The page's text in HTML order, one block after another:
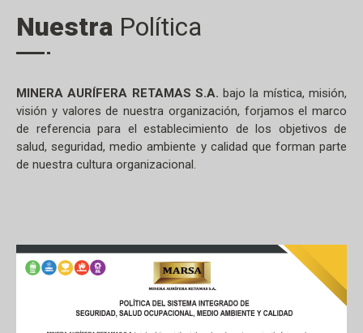
Nuestra Política
MINERA AURÍFERA RETAMAS S.A. bajo la mística, misión,
visión y valores de nuestra organización, forjamos el marco
de referencia para el establecimiento de los objetivos de
salud, seguridad, medio ambiente y calidad que forman parte
de nuestra cultura organizacional.